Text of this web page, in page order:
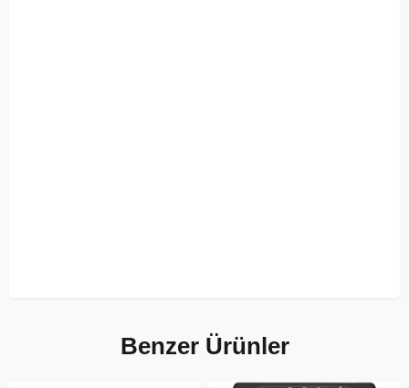
Benzer Ürünler